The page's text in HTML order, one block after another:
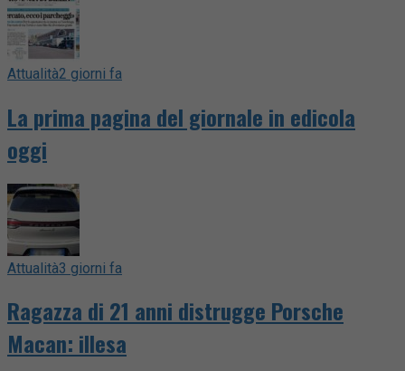
Attualità2 giorni fa
La prima pagina del giornale in edicola
oggi
Attualità3 giorni fa
Ragazza di 21 anni distrugge Porsche
Macan: illesa